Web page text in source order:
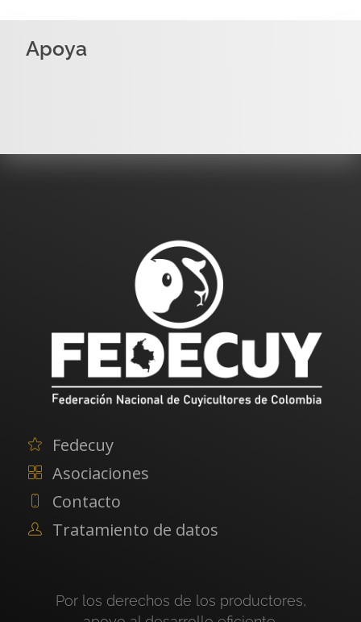
Apoya
Fedecuy
Asociaciones
Contacto
Tratamiento de datos
Por los derechos de los productores,